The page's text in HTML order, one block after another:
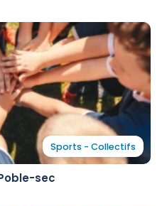
Sports - Collectifs
sec